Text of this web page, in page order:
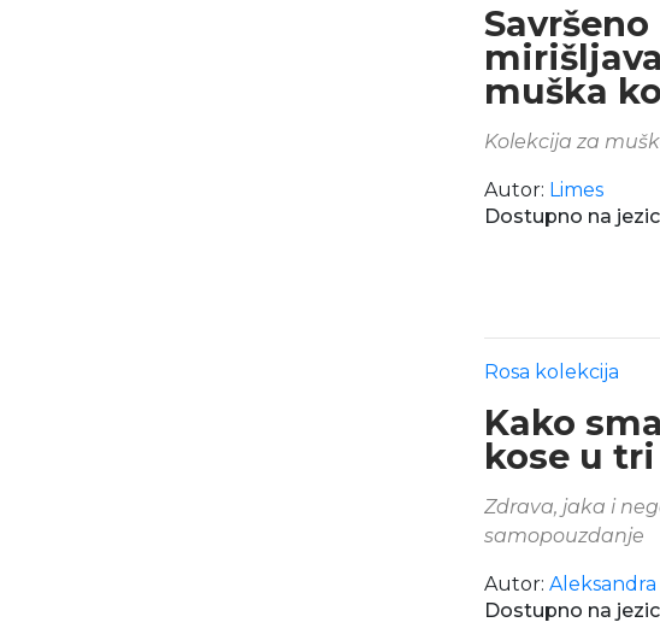
muška
Kolekcija za
Autor: Limes
Dostupno na
Rosa kolekcija
Kako
kose u
Zdrava, jaka i
samopouzdanje
Autor: Aleksandra
Dostupno na